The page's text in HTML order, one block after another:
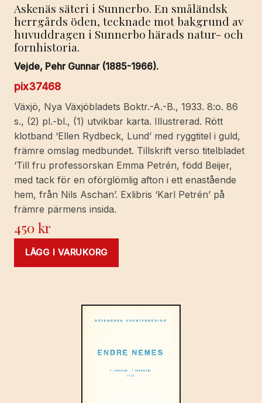
Askenäs säteri i Sunnerbo. En småländsk
herrgårds öden, tecknade mot bakgrund av
huvuddragen i Sunnerbo härads natur- och
fornhistoria.
Vejde, Pehr Gunnar (1885-1966).
pix37468
Växjö, Nya Växjöbladets Boktr.-A.-B., 1933. 8:o. 86
s., (2) pl.-bl., (1) utvikbar karta. Illustrerad. Rött
klotband ‘Ellen Rydbeck, Lund’ med ryggtitel i guld,
främre omslag medbundet. Tillskrift verso titelbladet
‘Till fru professorskan Emma Petrén, född Beijer,
med tack för en oförglömlig afton i ett enastående
hem, från Nils Aschan’. Exlibris ‘Karl Petrén’ på
främre pärmens insida.
450kr
LÄGG I VARUKORG